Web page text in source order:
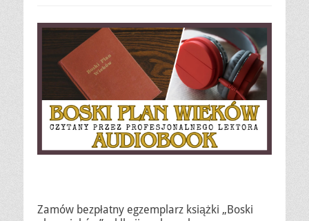
Zamów bezpłatny egzemplarz książki „Boski